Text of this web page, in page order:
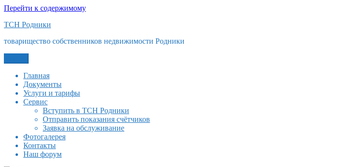
Перейти к содержимому
ТСН Родники
товарищество собственников недвижимости Родники
Главная
Документы
Услуги и тарифы
Сервис
Вступить в ТСН Родники
Отправить показания счётчиков
Заявка на обслуживание
Фотогалерея
Контакты
Наш форум